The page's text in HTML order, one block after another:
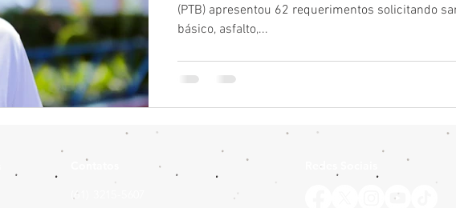
(PTB) apresentou 62 requerimentos solicitando
básico, asfalto,...
Contatos
(61) 3215-5607
Redes Sociais